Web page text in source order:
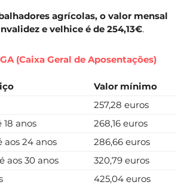
agrícolas, o valor mensal
e velhice é de 254,13€.
(Caixa Geral de Aposentações)
Valor mínimo
257,28 euros
18 anos
268,16 euros
aos 24 anos
286,66 euros
aos 30 anos
320,79 euros
425,04 euros